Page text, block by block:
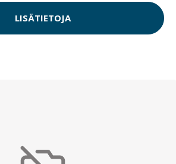
LISÄTIETOJA